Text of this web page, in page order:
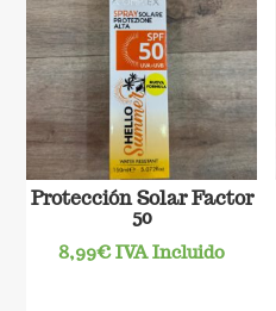
Protección Solar Factor
50
8,99€ IVA Incluido